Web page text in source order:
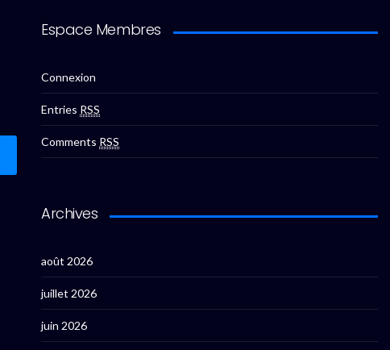
Espace Membres
Connexion
Entries RSS
Comments RSS
Archives
août 2026
juillet 2026
juin 2026